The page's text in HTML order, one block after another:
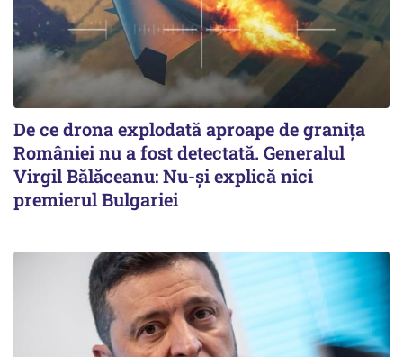
De ce drona explodată aproape de granița
României nu a fost detectată. Generalul
Virgil Bălăceanu: Nu-și explică nici
premierul Bulgariei